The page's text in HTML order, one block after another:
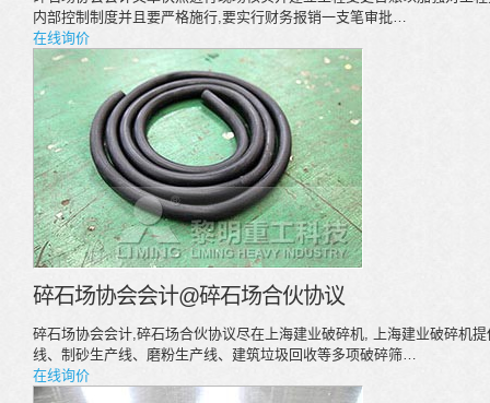
内部控制制度并且要严格施行,要实行财务报销一支笔审批…
在线询价
碎石场协会会计@碎石场合伙协议
碎石场协会会计,碎石场合伙协议尽在上海建业破碎机, 上海建业破碎机
线、制砂生产线、磨粉生产线、建筑垃圾回收等多项破碎筛…
在线询价